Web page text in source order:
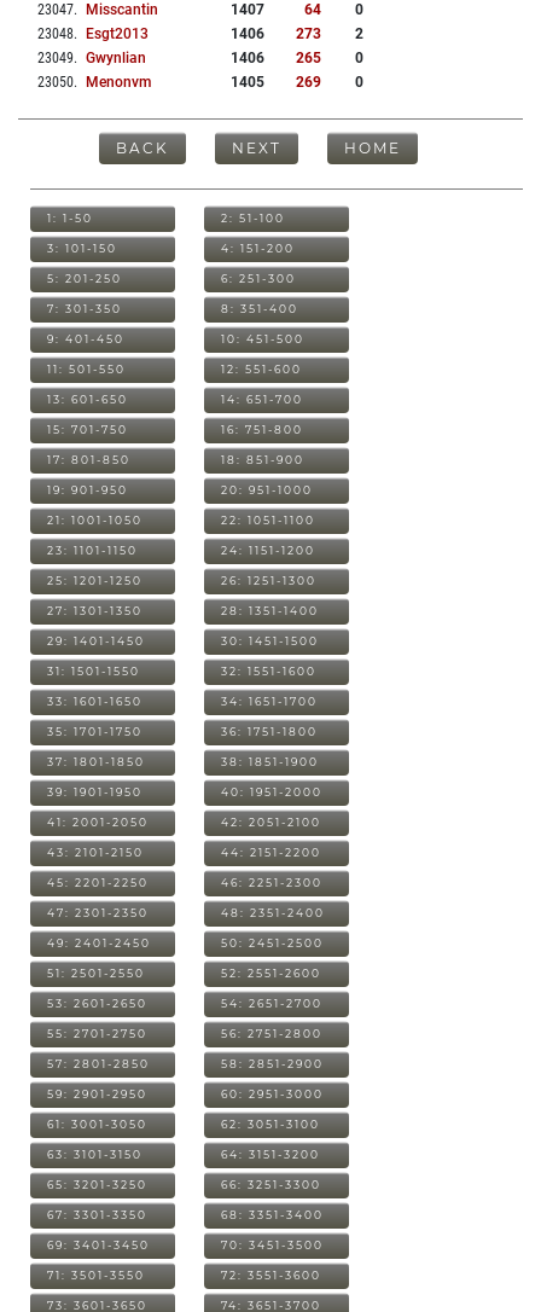
23047. Misscantin 1407 64
0
23048. Esgt2013 1406 273
2
23049. Gwynlian 1406 265
0
23050. Menonvm 1405 269 0
BACK NEXT HOME
1: 1-50 2: 51-100
3: 101-150 4: 151-200
5: 201-250 6: 251-300
7: 301-350 8: 351-400
9: 401-450 10: 451-500
11: 501-550 12: 551-600
13: 601-650 14: 651-700
15: 701-750 16: 751-800
17: 801-850 18: 851-900
19: 901-950 20: 951-1000
21: 1001-1050 22: 1051-1100
23: 1101-1150 24: 1151-1200
25: 1201-1250 26: 1251-1300
27: 1301-1350 28: 1351-1400
29: 1401-1450 30: 1451-1500
31: 1501-1550 32: 1551-1600
33: 1601-1650 34: 1651-1700
35: 1701-1750 36: 1751-1800
37: 1801-1850 38: 1851-1900
39: 1901-1950 40: 1951-2000
41: 2001-2050 42: 2051-2100
43: 2101-2150 44: 2151-2200
45: 2201-2250 46: 2251-2300
47: 2301-2350 48: 2351-2400
49: 2401-2450 50: 2451-2500
51: 2501-2550 52: 2551-2600
53: 2601-2650 54: 2651-2700
55: 2701-2750 56: 2751-2800
57: 2801-2850 58: 2851-2900
59: 2901-2950 60: 2951-3000
61: 3001-3050 62: 3051-3100
63: 3101-3150 64: 3151-3200
65: 3201-3250 66: 3251-3300
67: 3301-3350 68: 3351-3400
69: 3401-3450 70: 3451-3500
71: 3501-3550 72: 3551-3600
73: 3601-3650 74: 3651-3700